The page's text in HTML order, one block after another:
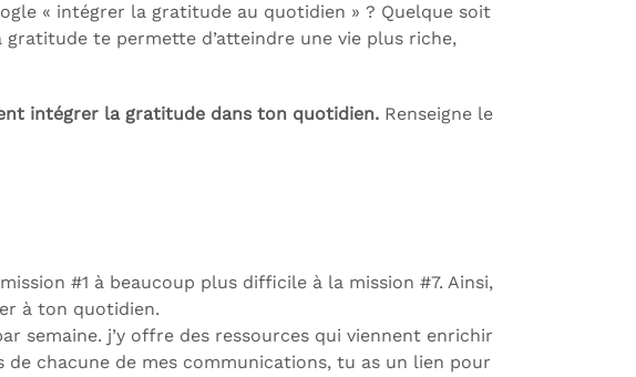
« intégrer la gratitude au quotidien » ? Quelque soit
gratitude te permette d’atteindre une vie plus riche,
intégrer la gratitude dans ton quotidien. Renseigne le
#1 à beaucoup plus difficile à la mission #7. Ainsi,
à ton quotidien.
semaine. j’y offre des ressources qui viennent enrichir
chacune de mes communications, tu as un lien pour